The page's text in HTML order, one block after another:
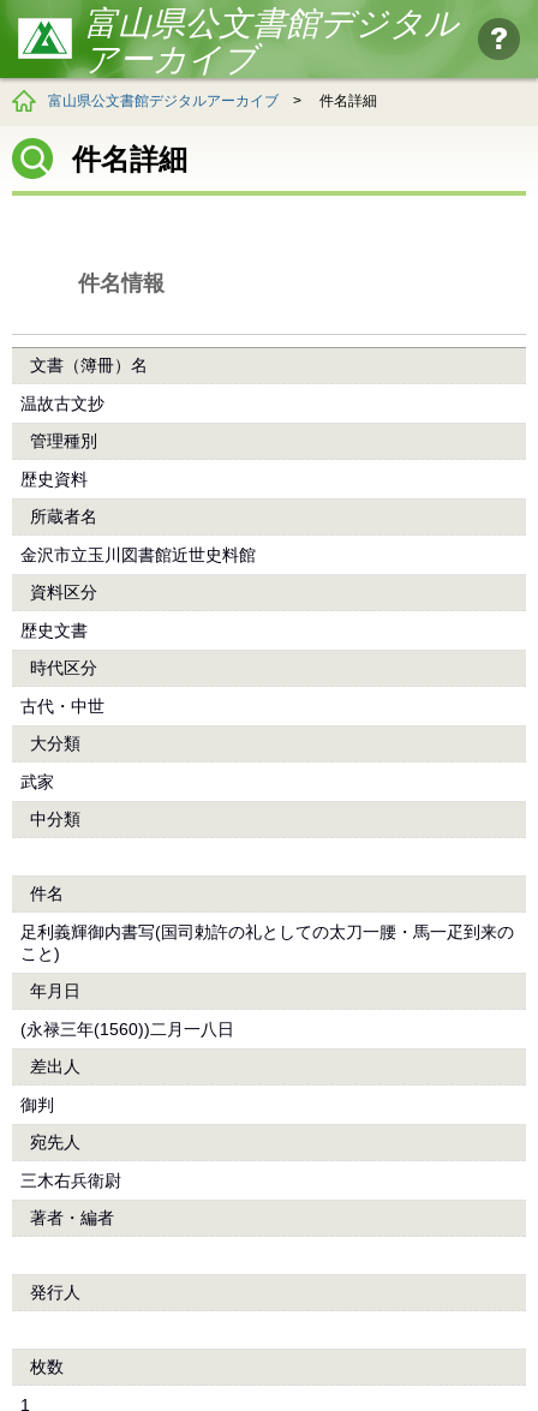
富山県公文書館デジタル
アーカイブ
富山県公文書館デジタルアーカイブ > 件名詳細
件名詳細
件名情報
文書（簿冊）名
温故古文抄
管理種別
歴史資料
所蔵者名
金沢市立玉川図書館近世史料館
資料区分
歴史文書
時代区分
古代・中世
大分類
武家
中分類
件名
足利義輝御内書写(国司勅許の礼としての太刀一腰・馬一疋到来の
こと)
年月日
(永禄三年(1560))二月一八日
差出人
御判
宛先人
三木右兵衛尉
著者・編者
発行人
枚数
1